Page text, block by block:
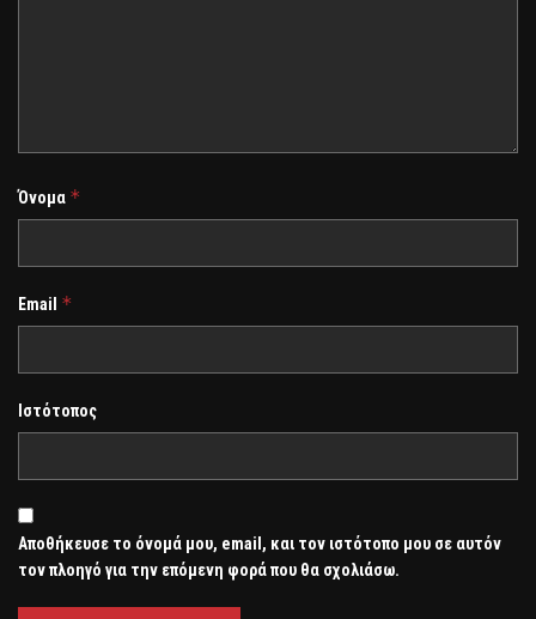
Όνομα *
Email *
Ιστότοπος
Αποθήκευσε το όνομά μου, email, και τον ιστότοπο μου σε αυτόν
τον πλοηγό για την επόμενη φορά που θα σχολιάσω.